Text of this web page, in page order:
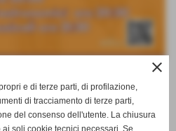
Santarsenese 🤩
vi aspettiamo Affamatissimi
sempre! 😉
close
e di terze parti, di profilazione,
di tracciamento di terze parti,
del consenso dell'utente. La chiusura
soli cookie tecnici necessari. Se